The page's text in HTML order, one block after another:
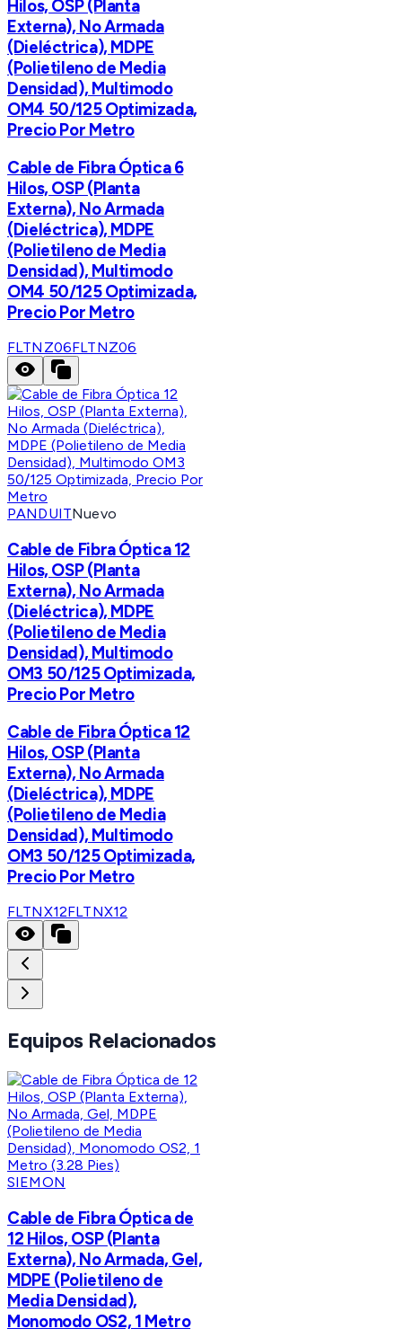
Hilos, OSP (Planta
Externa), No Armada
(Dieléctrica), MDPE
(Polietileno de Media
Densidad), Multimodo
OM4 50/125 Optimizada,
Precio Por Metro
Cable de Fibra Óptica 6
Hilos, OSP (Planta
Externa), No Armada
(Dieléctrica), MDPE
(Polietileno de Media
Densidad), Multimodo
OM4 50/125 Optimizada,
Precio Por Metro
FLTNZ06FLTNZ06
PANDUITNuevo
Cable de Fibra Óptica 12
Hilos, OSP (Planta
Externa), No Armada
(Dieléctrica), MDPE
(Polietileno de Media
Densidad), Multimodo
OM3 50/125 Optimizada,
Precio Por Metro
Cable de Fibra Óptica 12
Hilos, OSP (Planta
Externa), No Armada
(Dieléctrica), MDPE
(Polietileno de Media
Densidad), Multimodo
OM3 50/125 Optimizada,
Precio Por Metro
FLTNX12FLTNX12
Equipos Relacionados
SIEMON
Cable de Fibra Óptica de
12 Hilos, OSP (Planta
Externa), No Armada, Gel,
MDPE (Polietileno de
Media Densidad),
Monomodo OS2, 1 Metro